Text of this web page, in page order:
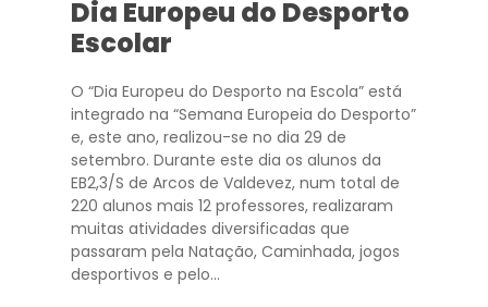
Dia Europeu do Desporto
Escolar
O “Dia Europeu do Desporto na Escola” está
integrado na “Semana Europeia do Desporto”
e, este ano, realizou-se no dia 29 de
setembro. Durante este dia os alunos da
EB2,3/S de Arcos de Valdevez, num total de
220 alunos mais 12 professores, realizaram
muitas atividades diversificadas que
passaram pela Natação, Caminhada, jogos
desportivos e pelo...